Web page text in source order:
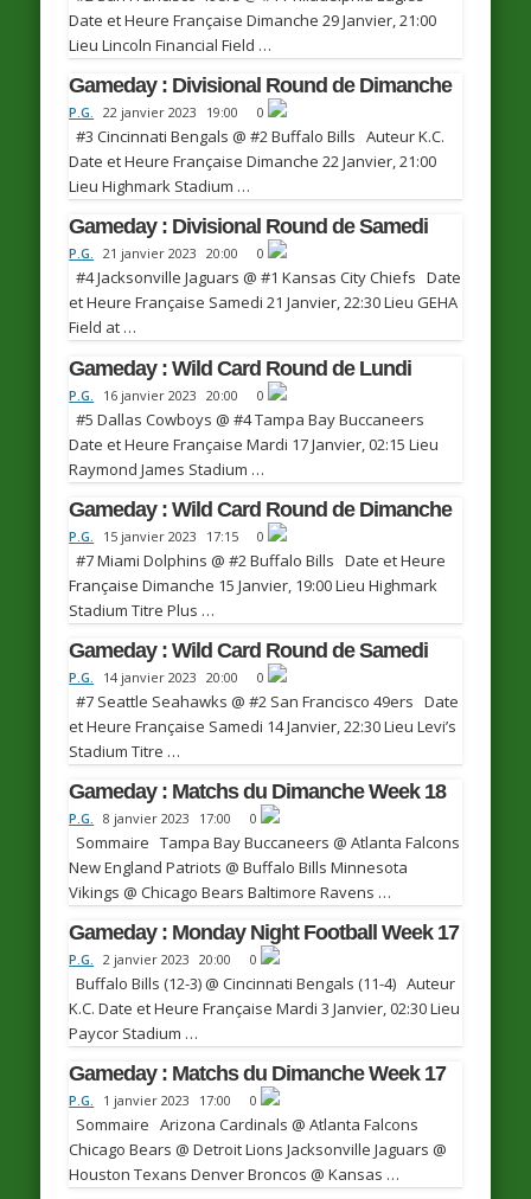
Date et Heure Française Dimanche 29 Janvier, 21:00
Lieu Lincoln Financial Field …
Gameday : Divisional Round de Dimanche
P.G. 22 janvier 2023 19:00 0
#3 Cincinnati Bengals @ #2 Buffalo Bills Auteur K.C.
Date et Heure Française Dimanche 22 Janvier, 21:00
Lieu Highmark Stadium …
Gameday : Divisional Round de Samedi
P.G. 21 janvier 2023 20:00 0
#4 Jacksonville Jaguars @ #1 Kansas City Chiefs Date
et Heure Française Samedi 21 Janvier, 22:30 Lieu GEHA
Field at …
Gameday : Wild Card Round de Lundi
P.G. 16 janvier 2023 20:00 0
#5 Dallas Cowboys @ #4 Tampa Bay Buccaneers
Date et Heure Française Mardi 17 Janvier, 02:15 Lieu
Raymond James Stadium …
Gameday : Wild Card Round de Dimanche
P.G. 15 janvier 2023 17:15 0
#7 Miami Dolphins @ #2 Buffalo Bills Date et Heure
Française Dimanche 15 Janvier, 19:00 Lieu Highmark
Stadium Titre Plus …
Gameday : Wild Card Round de Samedi
P.G. 14 janvier 2023 20:00 0
#7 Seattle Seahawks @ #2 San Francisco 49ers Date
et Heure Française Samedi 14 Janvier, 22:30 Lieu Levi’s
Stadium Titre …
Gameday : Matchs du Dimanche Week 18
P.G. 8 janvier 2023 17:00 0
Sommaire Tampa Bay Buccaneers @ Atlanta Falcons
New England Patriots @ Buffalo Bills Minnesota
Vikings @ Chicago Bears Baltimore Ravens …
Gameday : Monday Night Football Week 17
P.G. 2 janvier 2023 20:00 0
Buffalo Bills (12-3) @ Cincinnati Bengals (11-4) Auteur
K.C. Date et Heure Française Mardi 3 Janvier, 02:30 Lieu
Paycor Stadium …
Gameday : Matchs du Dimanche Week 17
P.G. 1 janvier 2023 17:00 0
Sommaire Arizona Cardinals @ Atlanta Falcons
Chicago Bears @ Detroit Lions Jacksonville Jaguars @
Houston Texans Denver Broncos @ Kansas …